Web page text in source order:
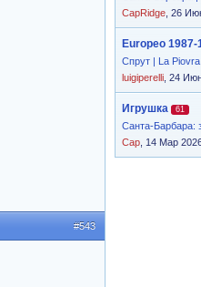
CapRidge , 26
Europeo 1987-
Спрут | La Piovra
luigiperelli , 24
Игрушка 61
Санта-Барбара:
Cap , 14 Мар
#543